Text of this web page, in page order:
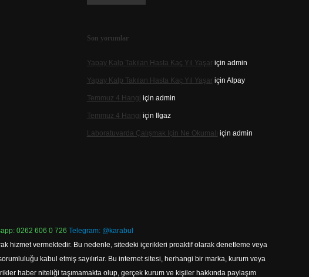
Son yorumlar
Yapay Kalp Takılan Hasta Kaç Yıl Yaşariçin admin
Yapay Kalp Takılan Hasta Kaç Yıl Yaşariçin Alpay
Temmuz 4 Hangi için admin
Temmuz 4 Hangi için Ilgaz
Laboratuvarda Çalışmak Için Ne Okumalı için admin
0262 606 0 726 Telegram: @karabul
hizmet vermektedir. Bu nedenle, sitedeki içerikleri proaktif olarak denetleme veya
kabul etmiş sayılırlar. Bu internet sitesi, herhangi bir marka, kurum veya
haber niteliği taşımamakta olup, gerçek kurum ve kişiler hakkında paylaşım